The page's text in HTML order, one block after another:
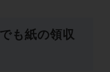
も紙の領収